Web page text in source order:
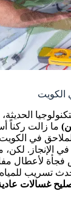
الكويت
الحديثة،
ما زالت ركناً
في
في الإنجاز.
فجأة لأعطال
تسريب
غسالات